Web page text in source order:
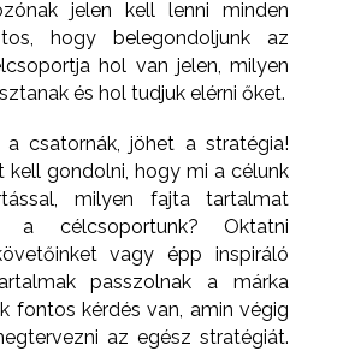
jelen kell lenni minden
hogy belegondoljunk az
hol van jelen, milyen
és hol tudjuk elérni őket.⁣
a csatornák, jöhet a stratégia!
kell gondolni, hogy mi a célunk
milyen fajta tartalmat
a célcsoportunk? Oktatni
vagy épp inspiráló
passzolnak a márka
fontos kérdés van, amin végig
az egész stratégiát.